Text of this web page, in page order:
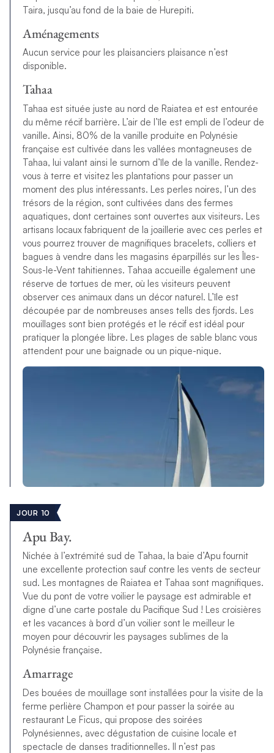
Taira, jusqu’au fond de la baie de Hurepiti.
Aménagements
Aucun service pour les plaisanciers plaisance n’est
disponible.
Tahaa
Tahaa est située juste au nord de Raiatea et est entourée
du même récif barrière. L’air de l’île est empli de l’odeur de
vanille. Ainsi, 80% de la vanille produite en Polynésie
française est cultivée dans les vallées montagneuses de
Tahaa, lui valant ainsi le surnom d’île de la vanille. Rendez-
vous à terre et visitez les plantations pour passer un
moment des plus intéressants. Les perles noires, l’un des
trésors de la région, sont cultivées dans des fermes
aquatiques, dont certaines sont ouvertes aux visiteurs. Les
artisans locaux fabriquent de la joaillerie avec ces perles et
vous pourrez trouver de magnifiques bracelets, colliers et
bagues à vendre dans les magasins éparpillés sur les Îles-
Sous-le-Vent tahitiennes. Tahaa accueille également une
réserve de tortues de mer, où les visiteurs peuvent
observer ces animaux dans un décor naturel. L’île est
découpée par de nombreuses anses tells des fjords. Les
mouillages sont bien protégés et le récif est idéal pour
pratiquer la plongée libre. Les plages de sable blanc vous
attendent pour une baignade ou un pique-nique.
JOUR 10
Apu Bay.
Nichée à l’extrémité sud de Tahaa, la baie d’Apu fournit
une excellente protection sauf contre les vents de secteur
sud. Les montagnes de Raiatea et Tahaa sont magnifiques.
Vue du pont de votre voilier le paysage est admirable et
digne d’une carte postale du Pacifique Sud ! Les croisières
et les vacances à bord d’un voilier sont le meilleur le
moyen pour découvrir les paysages sublimes de la
Polynésie française.
Amarrage
Des bouées de mouillage sont installées pour la visite de la
ferme perlière Champon et pour passer la soirée au
restaurant Le Ficus, qui propose des soirées
Polynésiennes, avec dégustation de cuisine locale et
spectacle de danses traditionnelles. Il n’est pas